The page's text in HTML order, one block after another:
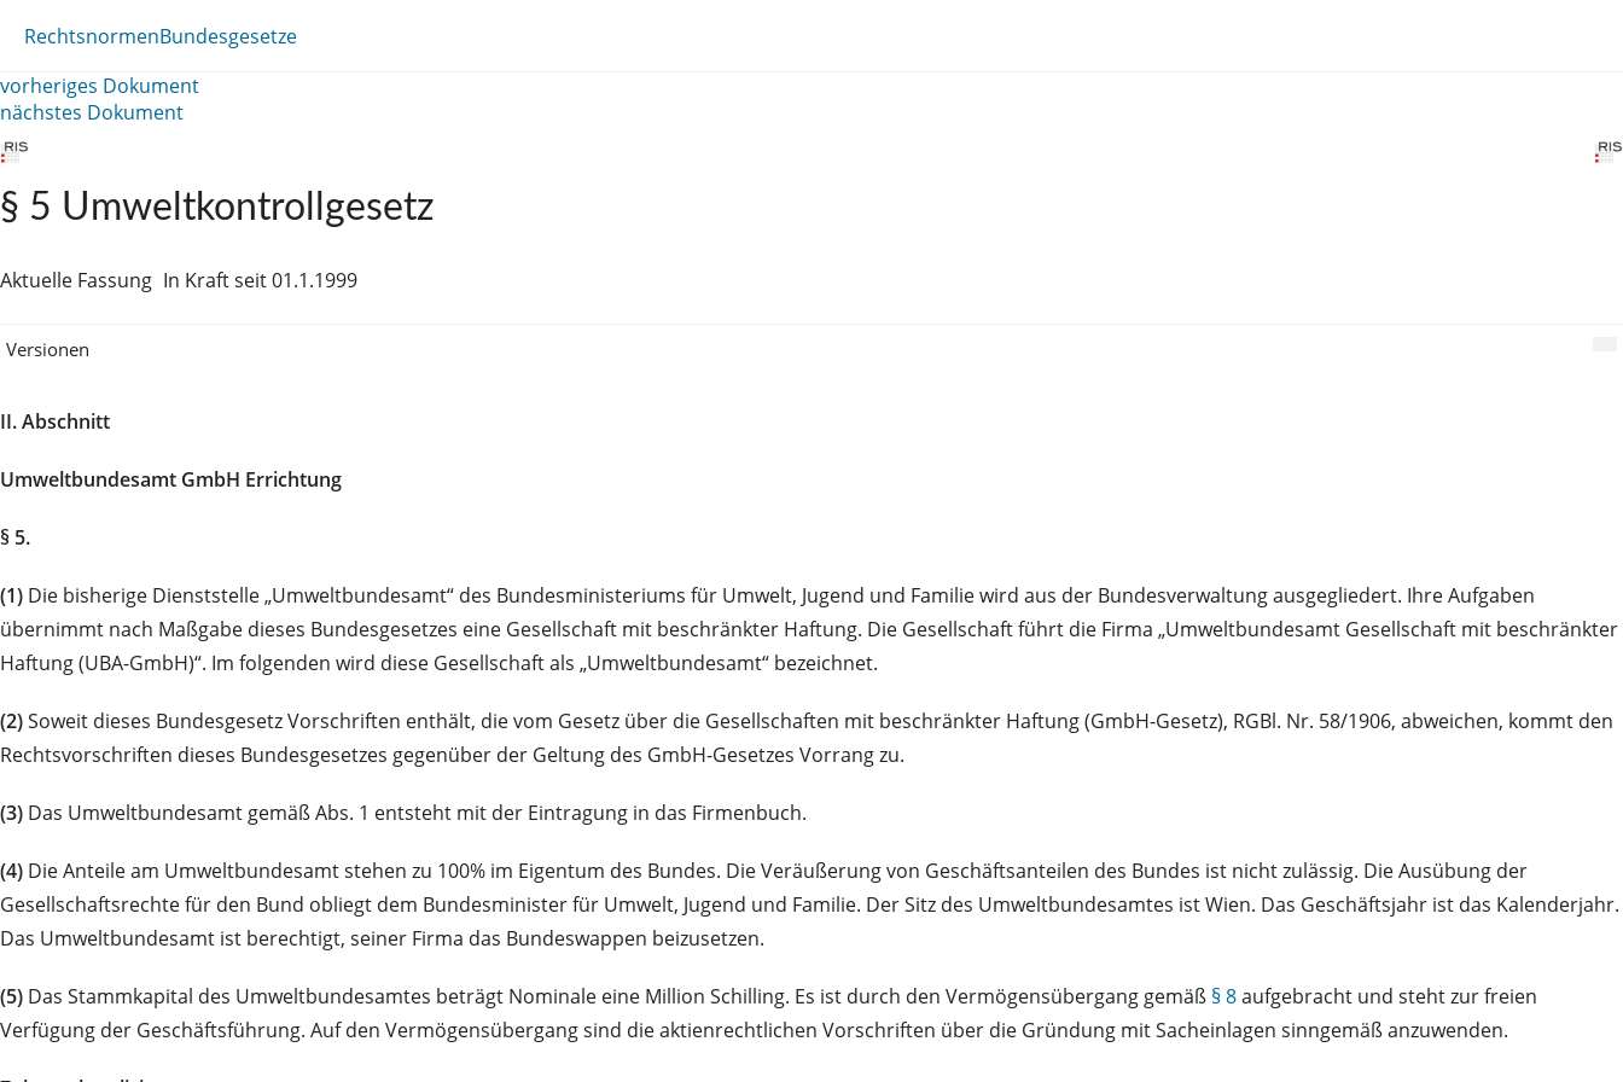
RechtsnormenBundesgesetze
vorheriges Dokument
nächstes Dokument
§ 5 Umweltkontrollgesetz
Aktuelle Fassung In Kraft seit 01.1.1999
Versionen
II. Abschnitt
Umweltbundesamt GmbH Errichtung
§ 5.
(1) Die bisherige Dienststelle „Umweltbundesamt“ des Bundesministeriums für Umwelt, Jugend und Familie wird aus der Bundesverwaltung ausgegliedert. Ihre Aufgaben
übernimmt nach Maßgabe dieses Bundesgesetzes eine Gesellschaft mit beschränkter Haftung. Die Gesellschaft führt die Firma „Umweltbundesamt Gesellschaft mit beschränkter
Haftung (UBA-GmbH)“. Im folgenden wird diese Gesellschaft als „Umweltbundesamt“ bezeichnet.
(2)Soweit dieses Bundesgesetz Vorschriften enthält, die vom Gesetz über die Gesellschaften mit beschränkter Haftung (GmbH-Gesetz), RGBl. Nr. 58/1906, abweichen, kommt den
Rechtsvorschriften dieses Bundesgesetzes gegenüber der Geltung des GmbH-Gesetzes Vorrang zu.
(3) Das Umweltbundesamt gemäß Abs. 1 entsteht mit der Eintragung in das Firmenbuch.
(4) Die Anteile am Umweltbundesamt stehen zu 100% im Eigentum des Bundes. Die Veräußerung von Geschäftsanteilen des Bundes ist nicht zulässig. Die Ausübung der
Gesellschaftsrechte für den Bund obliegt dem Bundesminister für Umwelt, Jugend und Familie. Der Sitz des Umweltbundesamtes ist Wien. Das Geschäftsjahr ist das Kalenderjahr.
Das Umweltbundesamt ist berechtigt, seiner Firma das Bundeswappen beizusetzen.
(5) Das Stammkapital des Umweltbundesamtes beträgt Nominale eine Million Schilling. Es ist durch den Vermögensübergang gemäß § 8aufgebracht und steht zur freien
Verfügung der Geschäftsführung. Auf den Vermögensübergang sind die aktienrechtlichen Vorschriften über die Gründung mit Sacheinlagen sinngemäß anzuwenden.